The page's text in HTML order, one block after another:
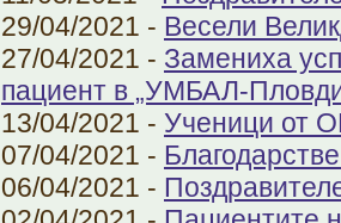
29/04/2021 - Весели
27/04/2021 - Замениха
пациент в „УМБАЛ-
13/04/2021 - Ученици от
07/04/2021 -
06/04/2021 -